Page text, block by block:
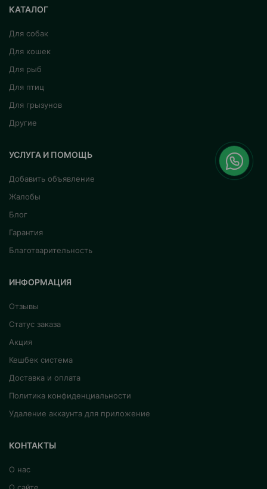
КАТАЛОГ
Для собак
Для кошек
Для рыб
Для птиц
Для грызунов
Другие
УСЛУГА И ПОМОЩЬ
Добавить объявление
Жалобы
Блог
Гарантия
Благотварительность
ИНФОРМАЦИЯ
Отзывы
Статус заказа
Акция
Кешбек система
Доставка и оплата
Политика конфиденциальности
Удаление аккаунта для приложение
КОНТАКТЫ
О нас